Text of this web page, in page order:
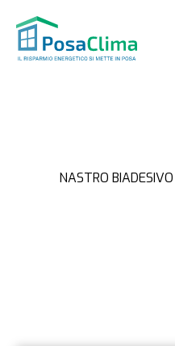
NASTRO BIADESIVO